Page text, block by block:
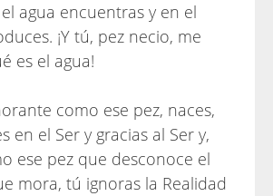
agua encuentras y en el
¡Y tú, pez necio, me
es el agua!
como ese pez, naces,
en el Ser y gracias al Ser y,
ese pez que desconoce el
mora, tú ignoras la Realidad